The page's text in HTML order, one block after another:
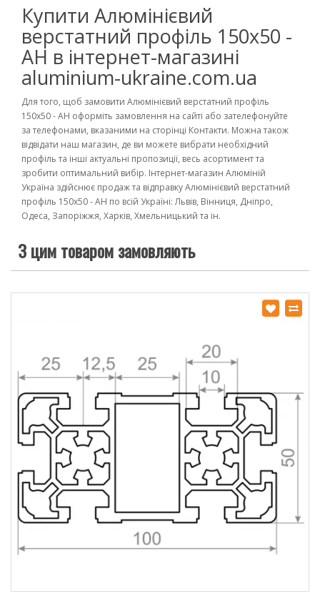
Купити Алюмінієвий
верстатний профіль 150х50 -
АН в інтернет-магазині
aluminium-ukraine.com.ua
Для того, щоб замовити Алюмінієвий верстатний профіль
150х50 - АН оформіть замовлення на сайті або зателефонуйте
за телефонами, вказаними на сторінці Контакти. Можна також
відвідати наш магазин, де ви можете вибрати необхідний
профіль та інші актуальні пропозиції, весь асортимент та
зробити оптимальний вибір. Інтернет-магазин Алюміній
Україна здійснює продаж та відправку Алюмінієвий верстатний
профіль 150х50 - АН по всій Україні: Львів, Вінниця, Дніпро,
Одеса, Запоріжжя, Харків, Хмельницький та ін.
З цим товаром замовляють